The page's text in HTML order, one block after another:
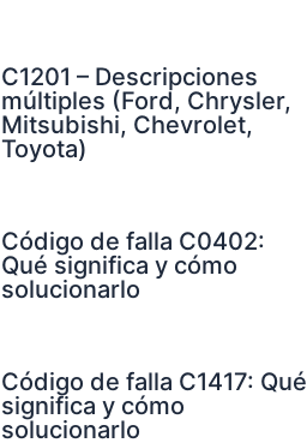
C1201 – Descripciones
múltiples (Ford, Chrysler,
Mitsubishi, Chevrolet,
Toyota)
Código de falla C0402:
Qué significa y cómo
solucionarlo
Código de falla C1417: Qué
significa y cómo
solucionarlo